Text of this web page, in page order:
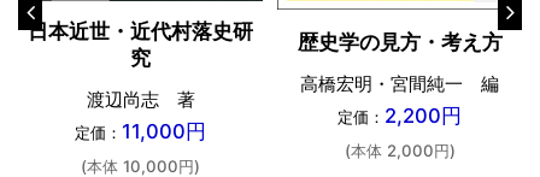
日本近世・近代村落史研
究
渡辺尚志 著
定価： 11,000円
(本体 10,000円)
歴史学の見方・考え方
高橋宏明・宮間純一 編
定価： 2,200円
(本体 2,000円)